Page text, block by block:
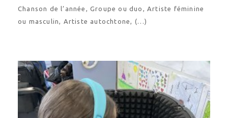
Chanson de l’année, Groupe ou duo, Artiste féminine
ou masculin, Artiste autochtone, (…)